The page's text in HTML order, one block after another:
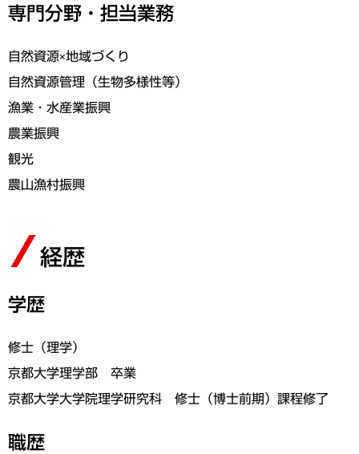
専門分野・担当業務
自然資源×地域づくり
自然資源管理（生物多様性等）
漁業・水産業振興
農業振興
観光
農山漁村振興
経歴
学歴
修士（理学）
京都大学理学部 卒業
京都大学大学院理学研究科 修士（博士前期）課程修了
職歴